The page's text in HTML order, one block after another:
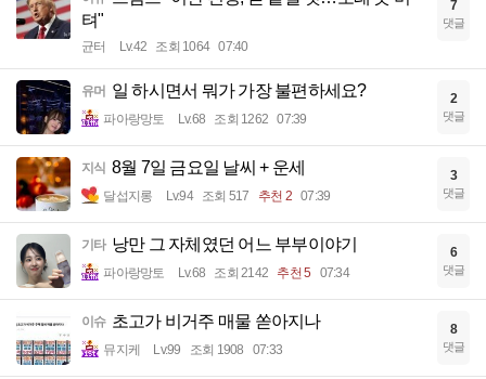
텨"
균터 Lv.42 조회 1064 07:40
7
댓글
유머 일 하시면서 뭐가 가장 불편하세요?
파아랑망토 Lv.68 조회 1262 07:39
2
댓글
지식 8월 7일 금요일 날씨 + 운세
달섭지롱 Lv.94 조회 517 추천 2 07:39
3
댓글
기타 낭만 그 자체였던 어느 부부이야기
파아랑망토 Lv.68 조회 2142 추천 5 07:34
6
댓글
이슈 초고가 비거주 매물 쏟아지나
뮤지케 Lv.99 조회 1908 07:33
8
댓글